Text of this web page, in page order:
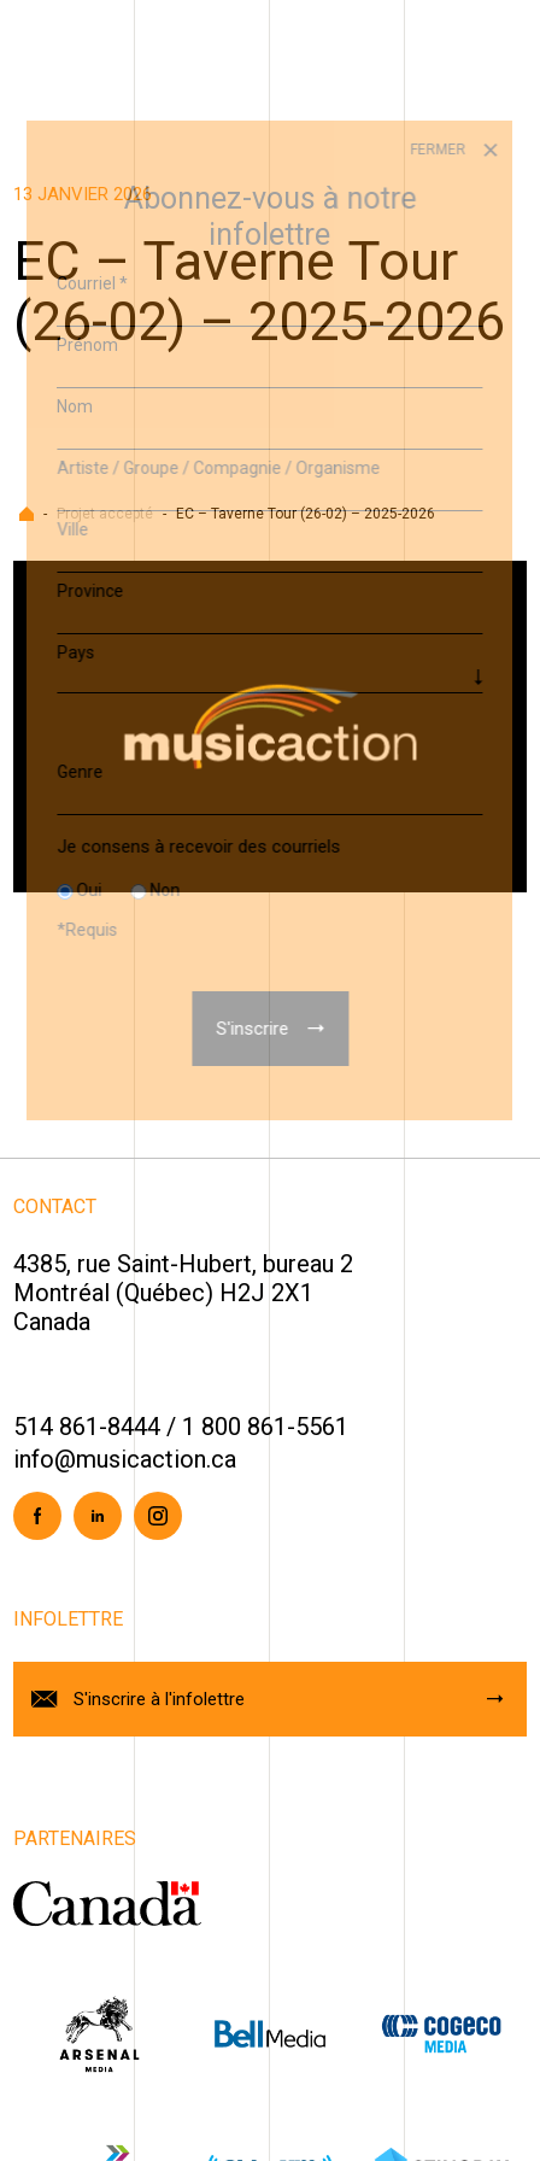
13 JANVIER 2026
EC – Taverne Tour
(26-02) – 2025-2026
Accueil
- Projet accepté - EC – Taverne Tour (26-02) – 2025-2026
CONTACT
4385, rue Saint-Hubert, bureau 2
Montréal (Québec) H2J 2X1
Canada
514 861-8444 / 1 800 861-5561
info@musicaction.ca
FacebookLinkedinInstagram
INFOLETTRE
S'inscrire à l'infolettre
PARTENAIRES
FERMER
Abonnez-vous à notre
infolettre
Courriel*
Prénom
Nom
Artiste / Groupe / Compagnie / Organisme
Ville
Province
Pays
Genre
Je consens à recevoir des courriels
Oui Non
*Requis